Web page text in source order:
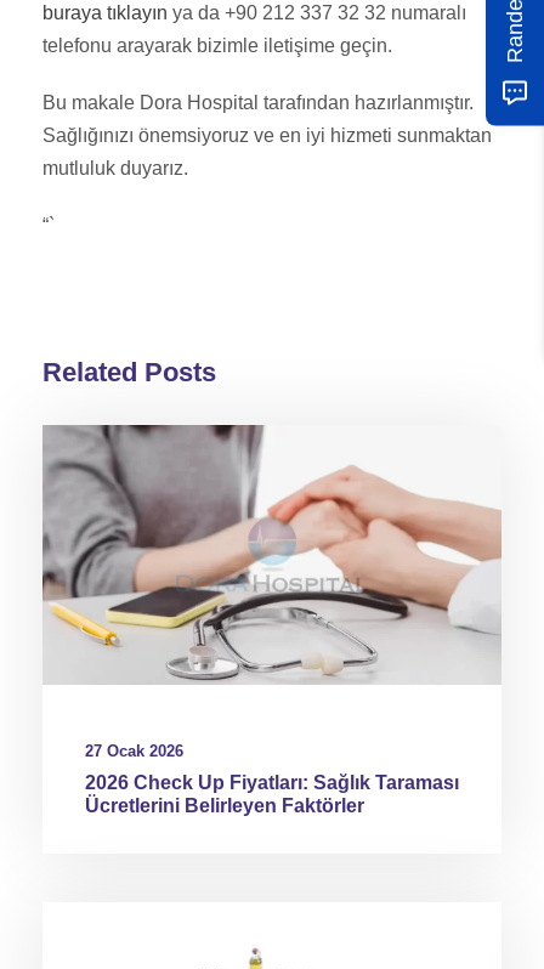
buraya tıklayın ya da +90 212 337 32 32 numaralı
telefonu arayarak bizimle iletişime geçin.
Bu makale Dora Hospital tarafından hazırlanmıştır.
Sağlığınızı önemsiyoruz ve en iyi hizmeti sunmaktan
mutluluk duyarız.
“`
Related Posts
27 Ocak 2026
2026 Check Up Fiyatları: Sağlık Taraması
Ücretlerini Belirleyen Faktörler